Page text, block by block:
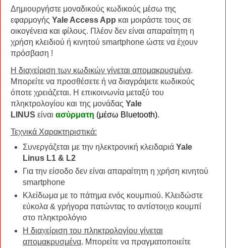
Δημιουργήστε μοναδικούς κωδικούς μέσω της
εφαρμογής Yale Access App και μοιράστε τους σε
οικογένεια και φίλους. Πλέον δεν είναι απαραίτητη η
χρήση κλειδιού ή κινητού smartphone ώστε να έχουν
πρόσβαση !
Η διαχείριση των κωδικών γίνεται απομακρυσμένα.
Μπορείτε να προσθέσετε ή να διαγράψετε κωδικούς
όποτε χρειάζεται. Η επικοινωνία μεταξύ του
πληκτρολογίου και της μονάδας Yale
LINUS είναι ασύρματη (μέσω Bluetooth).
Τεχνικά Χαρακτηριστικά:
Συνεργάζεται με την ηλεκτρονική κλειδαριά Yale
Linus L1 & L2
Για την είσοδο δεν είναι απαραίτητη η χρήση κινητού
smartphone
Κλείδωμα με το πάτημα ενός κουμπιού. Κλειδώστε
εύκολα & γρήγορα πατώντας το αντίστοιχο κουμπί
στο πληκτρολόγιο
Η διαχείριση του πληκτρολογίου γίνεται
απομακρυσμένα. Μπορείτε να πραγματοποιείτε